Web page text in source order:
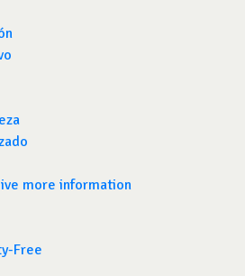
more information
Free